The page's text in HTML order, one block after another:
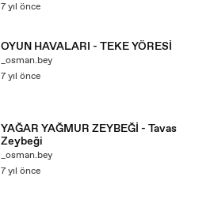
7 yıl önce
OYUN HAVALARI - TEKE YÖRESİ
_osman.bey
7 yıl önce
YAĞAR YAĞMUR ZEYBEĞİ - Tavas
Zeybeği
_osman.bey
7 yıl önce